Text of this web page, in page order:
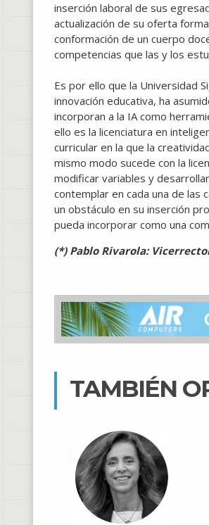
inserción laboral de sus
actualización de su oferta
conformación de un cuerpo
competencias que las y los
Es por ello que la Universidad
innovación educativa, ha
incorporan a la IA como
ello es la licenciatura en
curricular en la que la
mismo modo sucede con la
modificar variables y
contemplar en cada una de
un obstáculo en su inserción
pueda incorporar como una
(*) Pablo Rivarola:
TAMBIÉN